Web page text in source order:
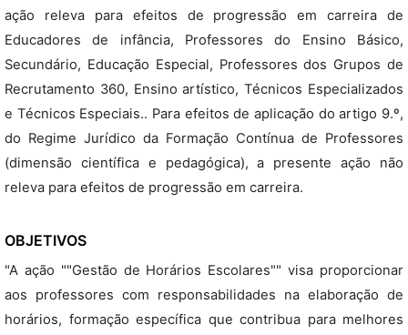
ação releva para efeitos de progressão em carreira de
Educadores de infância, Professores do Ensino Básico,
Secundário, Educação Especial, Professores dos Grupos de
Recrutamento 360, Ensino artístico, Técnicos Especializados
e Técnicos Especiais.. Para efeitos de aplicação do artigo 9.º,
do Regime Jurídico da Formação Contínua de Professores
(dimensão científica e pedagógica), a presente ação não
releva para efeitos de progressão em carreira.
OBJETIVOS
"A ação ""Gestão de Horários Escolares"" visa proporcionar
aos professores com responsabilidades na elaboração de
horários, formação específica que contribua para melhores